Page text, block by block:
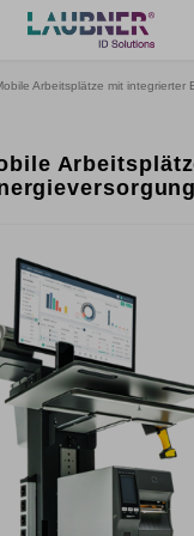
Arbeitsplätze mit integrierter